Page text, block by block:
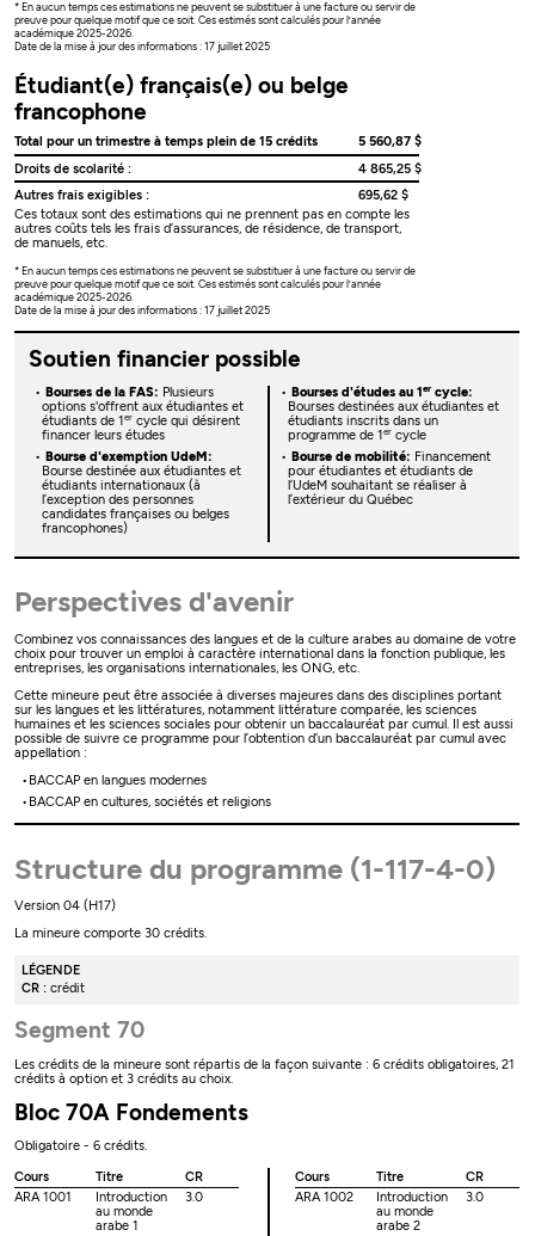
* En aucun temps ces estimations ne peuvent se substituer à une facture ou servir de
preuve pour quelque motif que ce soit. Ces estimés sont calculés pour l’année
académique 2025-2026.
Date de la mise à jour des informations : 17 juillet 2025
Étudiant(e) français(e) ou belge
francophone
Total pour un trimestre à temps plein de 15 crédits
5 560,87 $
Droits de scolarité :
4 865,25 $
Autres frais exigibles :
695,62 $
Ces totaux sont des estimations qui ne prennent pas en compte les
autres coûts tels les frais d’assurances, de résidence, de transport,
de manuels, etc.
* En aucun temps ces estimations ne peuvent se substituer à une facture ou servir de
preuve pour quelque motif que ce soit. Ces estimés sont calculés pour l’année
académique 2025-2026.
Date de la mise à jour des informations : 17 juillet 2025
Soutien financier possible
Bourses de la FAS: Plusieurs
options s'offrent aux étudiantes et
étudiants de 1 ercycle qui désirent
financer leurs études
Bourses d'études au 1 ercycle:
Bourses destinées aux étudiantes et
étudiants inscrits dans un
programme de 1 ercycle
Bourse d'exemption UdeM:
Bourse destinée aux étudiantes et
étudiants internationaux (à
l’exception des personnes
candidates françaises ou belges
francophones)
Bourse de mobilité: Financement
pour étudiantes et étudiants de
l’UdeM souhaitant se réaliser à
l’extérieur du Québec
Perspectives d'avenir
Combinez vos connaissances des langues et de la culture arabes au domaine de votre
choix pour trouver un emploi à caractère international dans la fonction publique, les
entreprises, les organisations internationales, les ONG, etc.
Cette mineure peut être associée à diverses majeures dans des disciplines portant
sur les langues et les littératures, notamment littérature comparée, les sciences
humaines et les sciences sociales pour obtenir un baccalauréat par cumul. Il est aussi
possible de suivre ce programme pour l’obtention d’un baccalauréat par cumul avec
appellation :
BACCAP en langues modernes
BACCAP en cultures, sociétés et religions
Structure du programme (1-117-4-0)
Version 04 (H17)
La mineure comporte 30 crédits.
LÉGENDE
CR : crédit
Segment 70
Les crédits de la mineure sont répartis de la façon suivante : 6 crédits obligatoires, 21
crédits à option et 3 crédits au choix.
Bloc 70A Fondements
Obligatoire - 6 crédits.
Cours
Titre
CR
ARA 1001
Introduction
au monde
arabe 1
3.0
Cours Titre
CR
ARA 1002
Introduction
au monde
arabe 2
3.0